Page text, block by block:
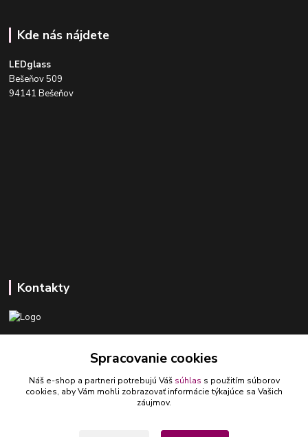
Kde nás nájdete
LEDglass
Bešeňov 509
94141 Bešeňov
Kontakty
ledlumar@ledlumar.sk
Spracovanie cookies
Náš e-shop a partneri potrebujú Váš súhlas s použitím súborov
cookies, aby Vám mohli zobrazovať informácie týkajúce sa Vašich
záujmov.